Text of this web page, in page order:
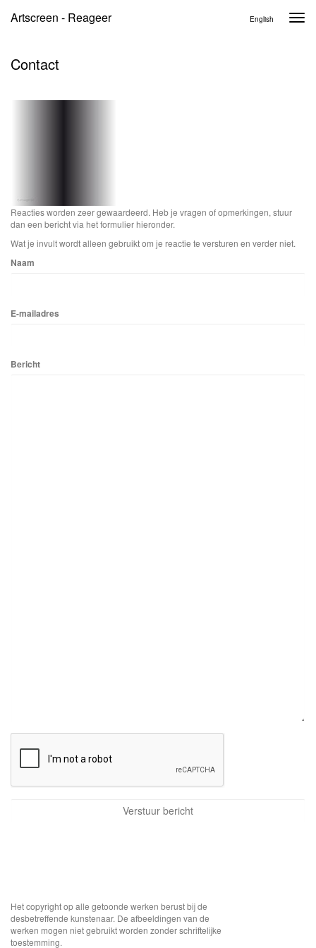
Artscreen - Reageer English
Contact
Reacties worden zeer gewaardeerd. Heb je vragen of opmerkingen, stuur
dan een bericht via het formulier hieronder.
Wat je invult wordt alleen gebruikt om je reactie te versturen en verder niet.
Naam
E-mailadres
Bericht
Het copyright op alle getoonde werken berust bij de
desbetreffende kunstenaar. De afbeeldingen van de
werken mogen niet gebruikt worden zonder schriftelijke
toestemming.